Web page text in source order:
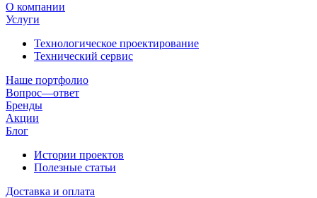
О компании
Услуги
Технологическое проектирование
Технический сервис
Наше портфолио
Вопрос—ответ
Бренды
Акции
Блог
Истории проектов
Полезные статьи
Доставка и оплата